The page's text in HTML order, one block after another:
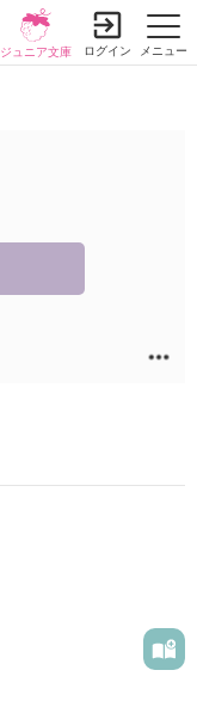
メニュー
ジュニア文庫 ログイン